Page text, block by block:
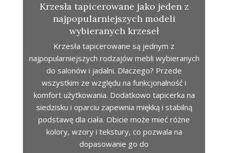
Krzesła tapicerowane jako jeden z
najpopularniejszych modeli
wybieranych krzeseł
Krzesła tapicerowane są jednym z
najpopularniejszych rodzajów mebli wybieranych
do salonów i jadalni. Dlaczego? Przede
wszystkim ze względu na funkcjonalność i
komfort użytkowania. Dodatkowo tapicerka na
siedzisku i oparciu zapewnia miękką i stabilną
podstawę dla ciała. Obicie może mieć różne
kolory, wzory i tekstury, co pozwala na
dopasowanie go do